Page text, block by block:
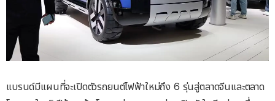
แบรนด์มีแผนที่จะเปิดตัวรถยนต์ไฟฟ้าใหม่ถึง 6 รุ่นสู่ตลาดจีนและตลาด